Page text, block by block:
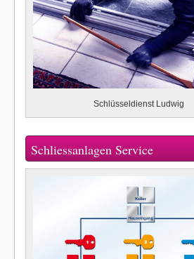
Schlüsseldienst Ludwig
Schliessanlagen Service